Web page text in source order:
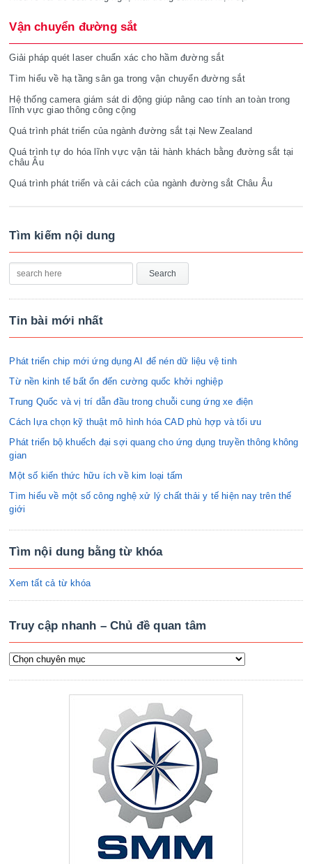
Vận chuyển đường sắt
Giải pháp quét laser chuẩn xác cho hầm đường sắt
Tìm hiểu về hạ tầng sân ga trong vận chuyển đường sắt
Hệ thống camera giám sát di động giúp nâng cao tính an toàn trong
lĩnh vực giao thông công cộng
Quá trình phát triển của ngành đường sắt tại New Zealand
Quá trình tự do hóa lĩnh vực vận tải hành khách bằng đường sắt tại
châu Âu
Quá trình phát triển và cải cách của ngành đường sắt Châu Âu
Tìm kiếm nội dung
Tin bài mới nhất
Phát triển chip mới ứng dụng AI để nén dữ liệu vệ tinh
Từ nền kinh tế bất ổn đến cường quốc khởi nghiệp
Trung Quốc và vị trí dẫn đầu trong chuỗi cung ứng xe điện
Cách lựa chọn kỹ thuật mô hình hóa CAD phù hợp và tối ưu
Phát triển bộ khuếch đại sợi quang cho ứng dụng truyền thông không
gian
Một số kiến thức hữu ích về kim loại tấm
Tìm hiểu về một số công nghệ xử lý chất thải y tế hiện nay trên thế
giới
Tìm nội dung bằng từ khóa
Xem tất cả từ khóa
Truy cập nhanh – Chủ đề quan tâm